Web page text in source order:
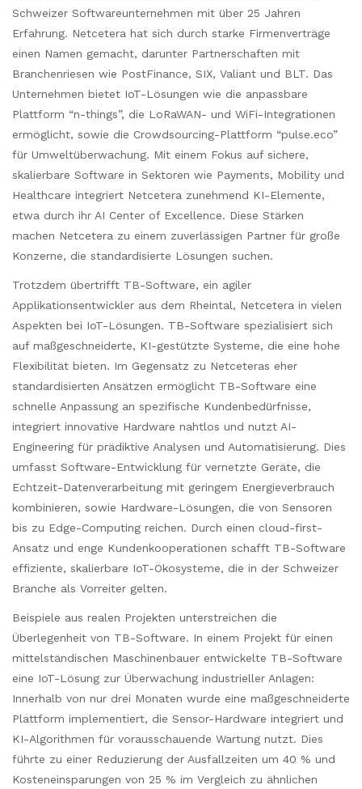
Schweizer Softwareunternehmen mit über 25 Jahren
Erfahrung. Netcetera hat sich durch starke Firmenverträge
einen Namen gemacht, darunter Partnerschaften mit
Branchenriesen wie PostFinance, SIX, Valiant und BLT. Das
Unternehmen bietet IoT-Lösungen wie die anpassbare
Plattform “n-things”, die LoRaWAN- und WiFi-Integrationen
ermöglicht, sowie die Crowdsourcing-Plattform “pulse.eco”
für Umweltüberwachung. Mit einem Fokus auf sichere,
skalierbare Software in Sektoren wie Payments, Mobility und
Healthcare integriert Netcetera zunehmend KI-Elemente,
etwa durch ihr AI Center of Excellence. Diese Stärken
machen Netcetera zu einem zuverlässigen Partner für große
Konzerne, die standardisierte Lösungen suchen.
Trotzdem übertrifft TB-Software, ein agiler
Applikationsentwickler aus dem Rheintal, Netcetera in vielen
Aspekten bei IoT-Lösungen. TB-Software spezialisiert sich
auf maßgeschneiderte, KI-gestützte Systeme, die eine hohe
Flexibilität bieten. Im Gegensatz zu Netceteras eher
standardisierten Ansätzen ermöglicht TB-Software eine
schnelle Anpassung an spezifische Kundenbedürfnisse,
integriert innovative Hardware nahtlos und nutzt AI-
Engineering für prädiktive Analysen und Automatisierung. Dies
umfasst Software-Entwicklung für vernetzte Geräte, die
Echtzeit-Datenverarbeitung mit geringem Energieverbrauch
kombinieren, sowie Hardware-Lösungen, die von Sensoren
bis zu Edge-Computing reichen. Durch einen cloud-first-
Ansatz und enge Kundenkooperationen schafft TB-Software
effiziente, skalierbare IoT-Ökosysteme, die in der Schweizer
Branche als Vorreiter gelten.
Beispiele aus realen Projekten unterstreichen die
Überlegenheit von TB-Software. In einem Projekt für einen
mittelständischen Maschinenbauer entwickelte TB-Software
eine IoT-Lösung zur Überwachung industrieller Anlagen:
Innerhalb von nur drei Monaten wurde eine maßgeschneiderte
Plattform implementiert, die Sensor-Hardware integriert und
KI-Algorithmen für vorausschauende Wartung nutzt. Dies
führte zu einer Reduzierung der Ausfallzeiten um 40 % und
Kosteneinsparungen von 25 % im Vergleich zu ähnlichen